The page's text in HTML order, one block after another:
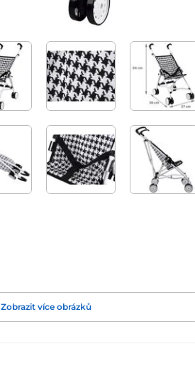
Zobrazit více obrázků